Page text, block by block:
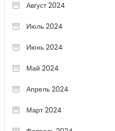
Август 2024
Июль 2024
Июнь 2024
Май 2024
Апрель 2024
Март 2024